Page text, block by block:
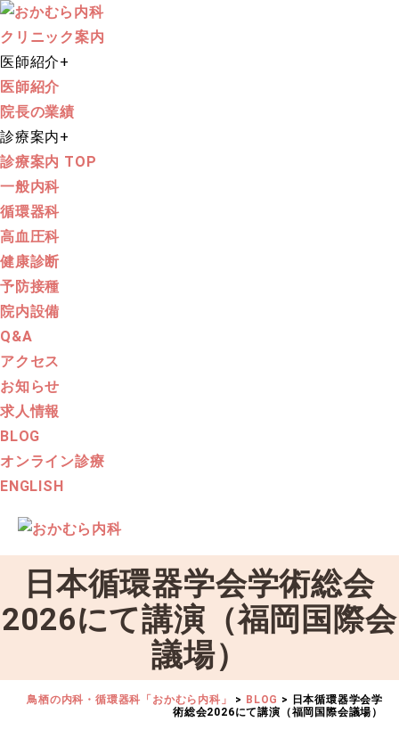
クリニック案内
医師紹介+
医師紹介
院長の業績
診療案内+
診療案内 TOP
一般内科
循環器科
高血圧科
健康診断
予防接種
院内設備
Q&A
アクセス
お知らせ
求人情報
BLOG
オンライン診療
ENGLISH
日本循環器学会学術総会
2026にて講演（福岡国際会
議場）
鳥栖の内科・循環器科「おかむら内科」 > BLOG >
日本循環器学会学
術総会2026にて講演（福岡国際会議場）